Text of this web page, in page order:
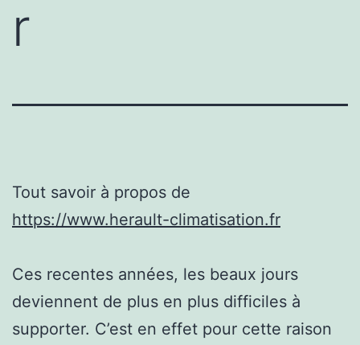
r
Tout savoir à propos de
https://www.herault-climatisation.fr
Ces recentes années, les beaux jours
deviennent de plus en plus difficiles à
supporter. C’est en effet pour cette raison